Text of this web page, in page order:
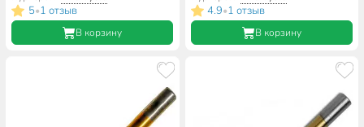
5•1 отзыв
В корзину
4.9•1 отзыв
В корзину